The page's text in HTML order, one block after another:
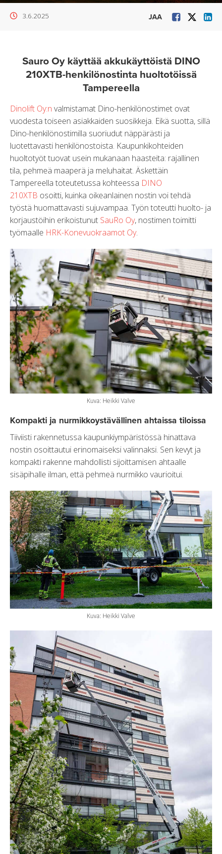
3.6.2025 JAA
Sauro Oy käyttää akkukäyttöistä DINO
210XTB-henkilönostinta huoltotöissä
Tampereella
Dinolift Oy:n valmistamat Dino-henkilönostimet ovat
vuodesta toiseen asiakkaiden suosikkeja. Eikä suotta, sillä
Dino-henkilönostimilla suoriudut näppärästi ja
luotettavasti henkilönostoista. Kaupunkikohteiden
huoltotyöt tuovat usein mukanaan haasteita: rajallinen
tila, pehmeä maaperä ja meluhaitat. Äskettäin
Tampereella toteutetussa kohteessa DINO
210XTB osoitti, kuinka oikeanlainen nostin voi tehdä
työstä huomattavasti sujuvampaa. Työn toteutti huolto- ja
korjaustöihin erikoistunut SauRo Oy, nostimen toimitti
työmaalle HRK-Konevuokraamot Oy.
Kuva: Heikki Valve
Kompakti ja nurmikkoystävällinen ahtaissa tiloissa
Tiiviisti rakennetussa kaupunkiympäristössä hinattava
nostin osoittautui erinomaiseksi valinnaksi. Sen kevyt ja
kompakti rakenne mahdollisti sijoittamisen ahtaalle
sisäpihalle ilman, että pehmeä nurmikko vaurioitui.
Kuva: Heikki Valve